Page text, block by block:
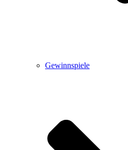
Gewinnspiele